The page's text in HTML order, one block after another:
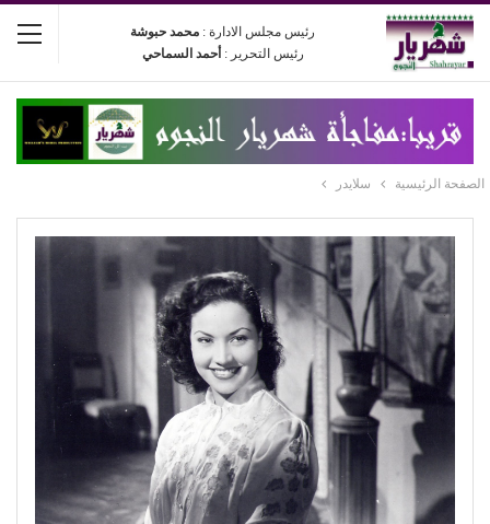
رئيس مجلس الادارة : محمد حبوشة
رئيس التحرير : أحمد السماحي
الصفحة الرئيسية سلايدر